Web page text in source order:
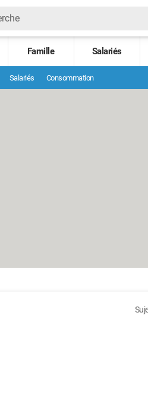
Famille Salariés
Salariés Consommation